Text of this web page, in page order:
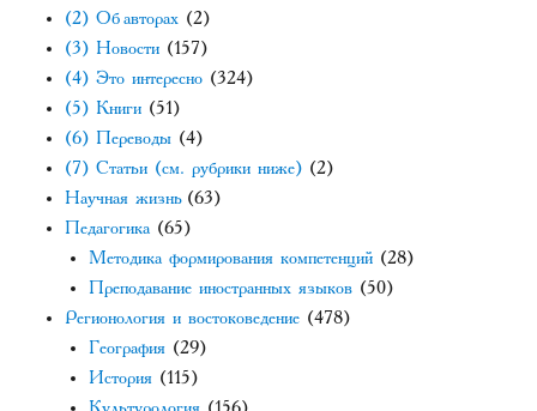
(2) Об авторах (2)
(3) Новости (157)
(4) Это интересно (324)
(5) Книги (51)
(6) Переводы (4)
(7) Статьи (см. рубрики ниже) (2)
Научная жизнь(63)
Педагогика (65)
Методика формирования компетенций (28)
Преподавание иностранных языков (50)
Регионология и востоковедение (478)
География (29)
История (115)